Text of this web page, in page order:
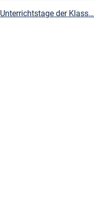
Unterrichtstage der Klass…